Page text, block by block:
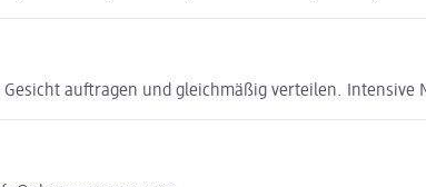
auftragen und gleichmäßig verteilen. Intensive